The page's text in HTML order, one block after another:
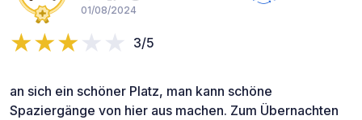
01/08/2024
3/5
an sich ein schöner Platz, man kann schöne
Spaziergänge von hier aus machen. Zum Übernachten